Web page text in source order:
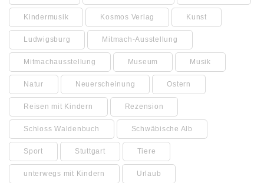
Kindermusik Kosmos Verlag Kunst
Ludwigsburg Mitmach-Ausstellung
Mitmachausstellung Museum Musik
Natur Neuerscheinung Ostern
Reisen mit Kindern Rezension
Schloss Waldenbuch Schwäbische Alb
Sport Stuttgart Tiere
unterwegs mit Kindern Urlaub